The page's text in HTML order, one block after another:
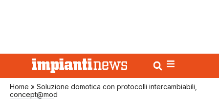
Home » Soluzione domotica con protocolli intercambiabili,
concept@mod